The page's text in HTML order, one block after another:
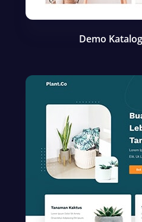
Demo